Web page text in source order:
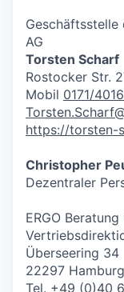
Geschäftsstelle
AG
Torsten Scharf
Rostocker Str.
Mobil 0171/
https://torsten-
Christopher
Dezentraler
ERGO
Überseering 34
22297 Hamburg
Tel. +49 (0)40